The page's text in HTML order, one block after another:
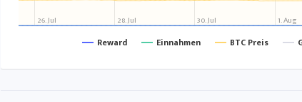
Reward Einnahmen BTC Preis
26. Jul 28. Jul 30. Jul 1. Aug